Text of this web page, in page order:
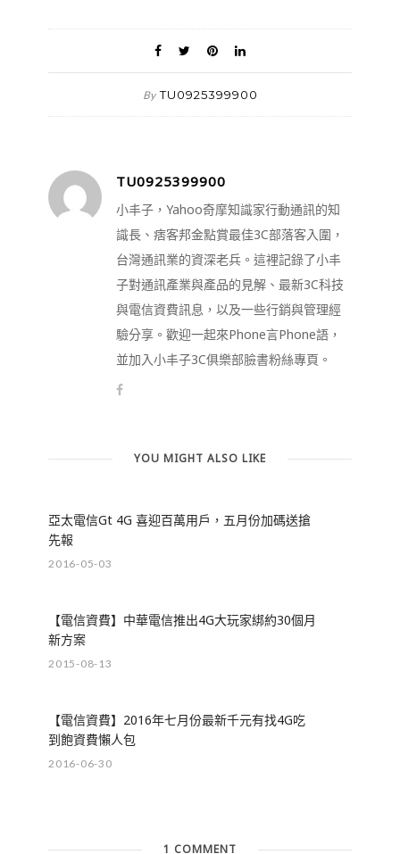
By TU0925399900
TU0925399900
小丰子，Yahoo奇摩知識家行動通訊的知
識長、痞客邦金點賞最佳3C部落客入圍，
台灣通訊業的資深老兵。這裡記錄了小丰
子對通訊產業與產品的見解、最新3C科技
與電信資費訊息，以及一些行銷與管理經
驗分享。歡迎一起來Phone言Phone語，
並加入小丰子3C俱樂部臉書粉絲專頁。
YOU MIGHT ALSO LIKE
亞太電信Gt 4G 喜迎百萬用戶，五月份加碼送搶
先報
2016-05-03
【電信資費】中華電信推出4G大玩家綁約30個月
新方案
2015-08-13
【電信資費】2016年七月份最新千元有找4G吃
到飽資費懶人包
2016-06-30
1 COMMENT